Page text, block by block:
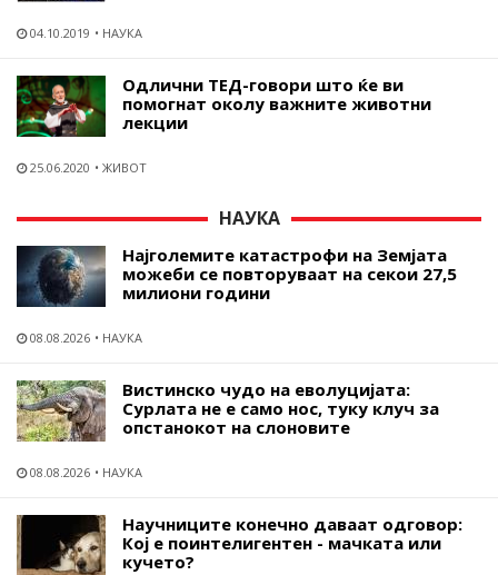
04.10.2019 НАУКА
Одлични ТЕД-говори што ќе ви
помогнат околу важните животни
лекции
25.06.2020 ЖИВОТ
НАУКА
Најголемите катастрофи на Земјата
можеби се повторуваат на секои 27,5
милиони години
08.08.2026 НАУКА
Вистинско чудо на еволуцијата:
Сурлата не е само нос, туку клуч за
опстанокот на слоновите
08.08.2026 НАУКА
Научниците конечно даваат одговор:
Кој е поинтелигентен - мачката или
кучето?